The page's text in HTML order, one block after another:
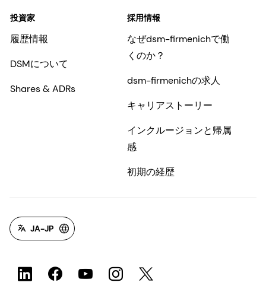
投資家
履歴情報
DSMについて
Shares & ADRs
採用情報
なぜdsm-firmenichで働
くのか？
dsm-firmenichの求人
キャリアストーリー
インクルージョンと帰属
感
初期の経歴
JA-JP